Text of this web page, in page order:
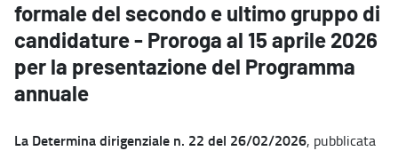
formale del secondo e ultimo gruppo di
candidature - Proroga al 15 aprile 2026
per la presentazione del Programma
annuale
La Determina dirigenziale n. 22 del 26/02/2026, pubblicata